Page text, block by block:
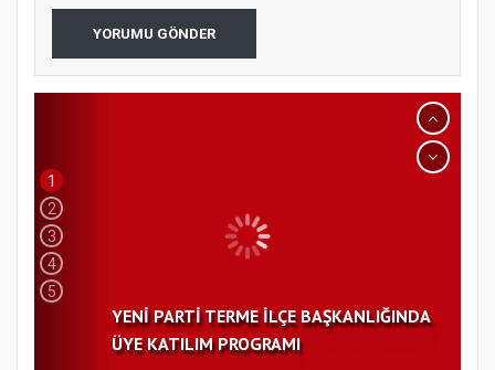
YORUMU GÖNDER
YENİ PARTİ TERME İLÇE BAŞKANLIĞINDA
ÜYE KATILIM PROGRAMI
1
2
3
4
5